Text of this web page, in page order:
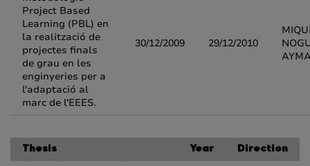
Project Based
Learning (PBL) en
la realització de
projectes finals
de grau en les
enginyeries per a
l'adaptació al
marc de l'EEES.
30/12/2009 29/12/2010
Thesis Year Direction